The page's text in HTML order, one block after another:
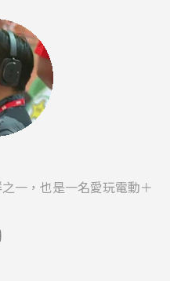
一，也是一名愛玩電動＋